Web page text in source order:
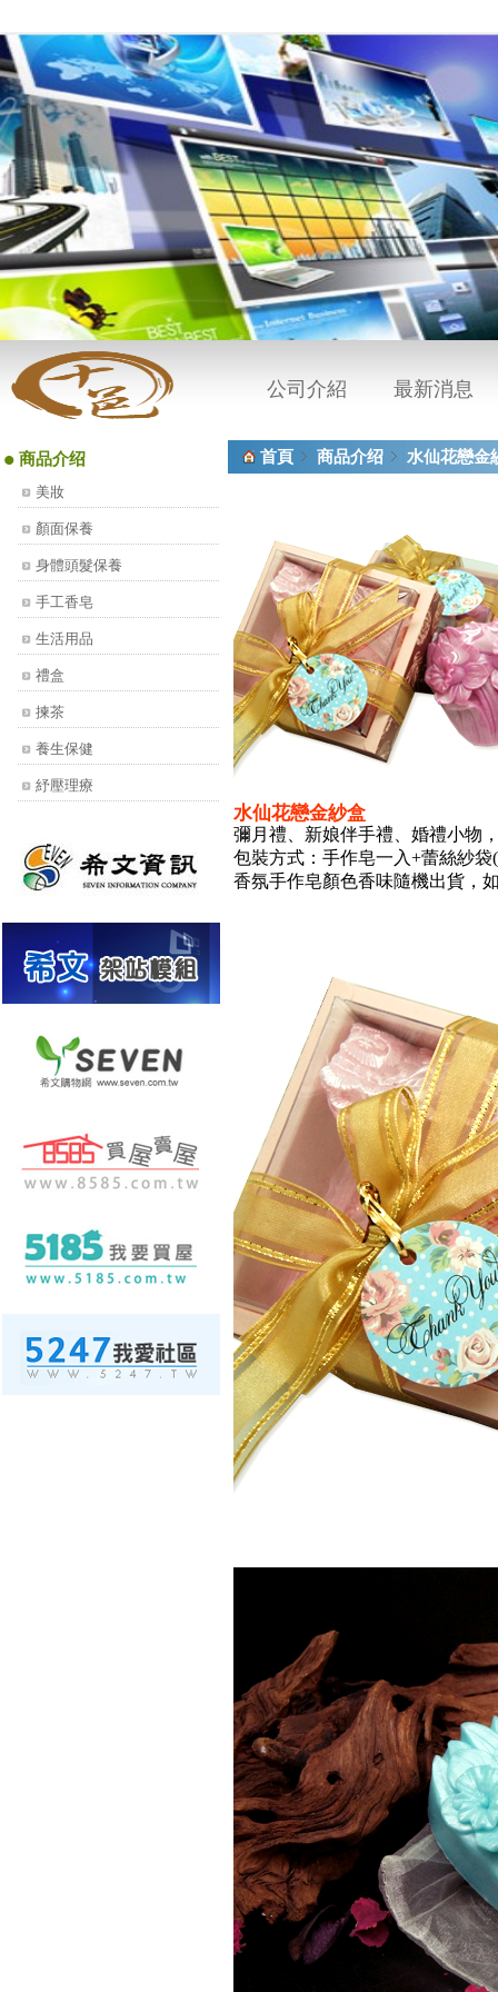
公司介紹 最新消息
• 商品介绍
美妝
顏面保養
身體頭髮保養
手工香皂
生活用品
禮盒
揀茶
養生保健
紓壓理療
首頁 商品介绍 水仙花戀金
水仙花戀金紗盒
彌月禮、新娘伴手禮、婚禮小物
包裝方式：手作皂一入+蕾絲紗
香氛手作皂顏色香味隨機出貨，